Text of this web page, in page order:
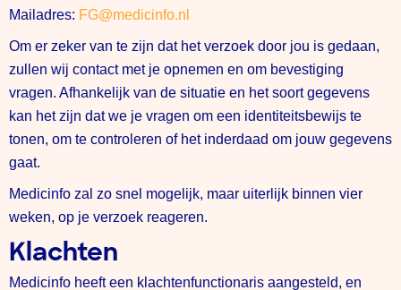
Mailadres: FG@medicinfo.nl
Om er zeker van te zijn dat het verzoek door jou is gedaan,
zullen wij contact met je opnemen en om bevestiging
vragen. Afhankelijk van de situatie en het soort gegevens
kan het zijn dat we je vragen om een identiteitsbewijs te
tonen, om te controleren of het inderdaad om jouw gegevens
gaat.
Medicinfo zal zo snel mogelijk, maar uiterlijk binnen vier
weken, op je verzoek reageren.
Klachten
Medicinfo heeft een klachtenfunctionaris aangesteld, en